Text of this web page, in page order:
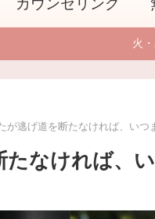
カウンセリング
火
が逃げ道を断たなければ、いつ
なければ、